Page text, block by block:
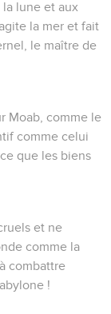
lune et aux
la mer et fait
le maître de
Moab, comme le
comme celui
que les biens
et ne
comme la
combattre
!